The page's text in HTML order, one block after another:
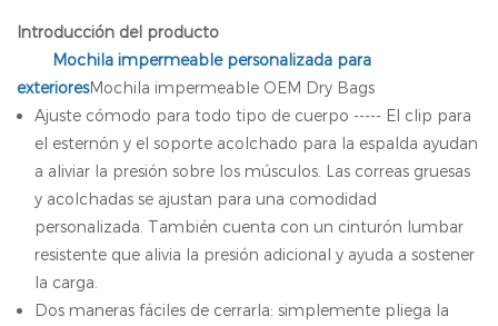
Introducción del producto
Mochila impermeable personalizada para
exterioresMochila impermeable OEM Dry Bags
Ajuste cómodo para todo tipo de cuerpo ----- El clip para
el esternón y el soporte acolchado para la espalda ayudan
a aliviar la presión sobre los músculos. Las correas gruesas
y acolchadas se ajustan para una comodidad
personalizada. También cuenta con un cinturón lumbar
resistente que alivia la presión adicional y ayuda a sostener
la carga.
Dos maneras fáciles de cerrarla: simplemente pliega la